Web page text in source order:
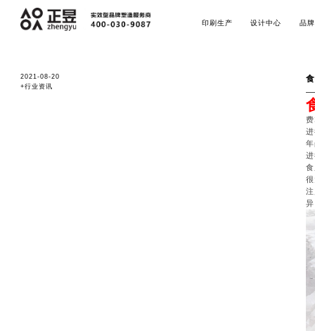
印刷生产 设计中心 品
2021-08-20
+行业资讯